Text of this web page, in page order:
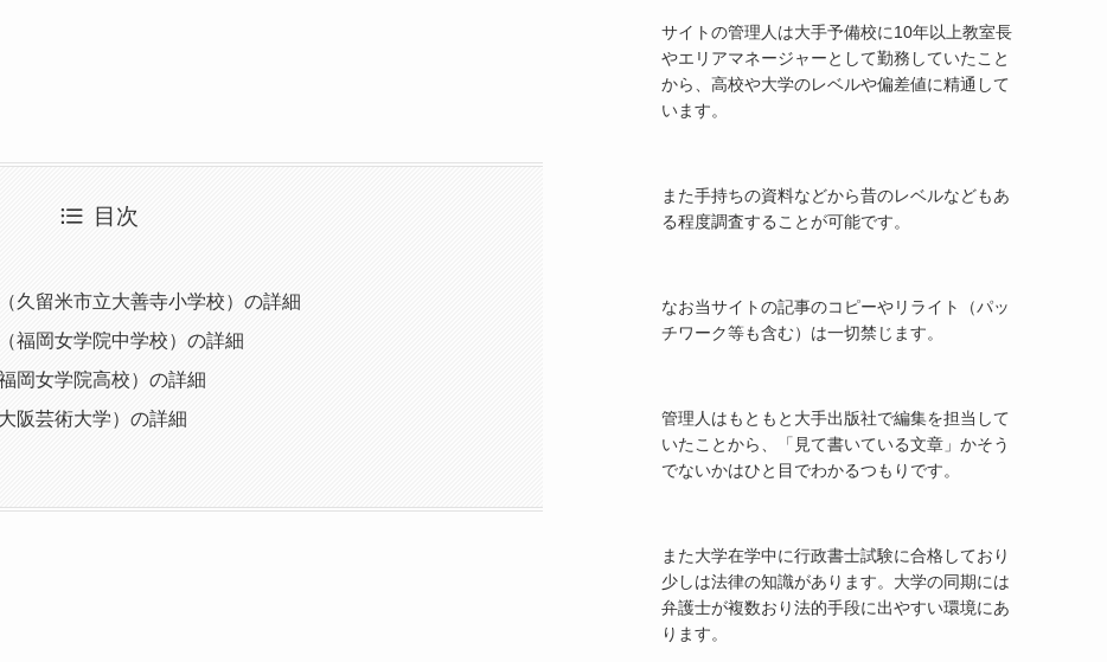
目次
久留米市立大善寺小学校）の詳細
福岡女学院中学校）の詳細
岡女学院高校）の詳細
阪芸術大学）の詳細
サイトの管理人は大手予備校に10年以上教室長
やエリアマネージャーとして勤務していたこと
から、高校や大学のレベルや偏差値に精通して
います。
また手持ちの資料などから昔のレベルなどもあ
る程度調査することが可能です。
なお当サイトの記事のコピーやリライト（パッ
チワーク等も含む）は一切禁じます。
管理人はもともと大手出版社で編集を担当して
いたことから、「見て書いている文章」かそう
でないかはひと目でわかるつもりです。
また大学在学中に行政書士試験に合格しており
少しは法律の知識があります。大学の同期には
弁護士が複数おり法的手段に出やすい環境にあ
ります。